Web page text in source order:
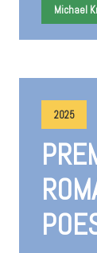
Michael
2025